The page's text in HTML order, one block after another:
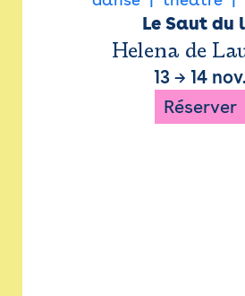
Le Saut du
Helena de
13 → 14 nov.
Réserver